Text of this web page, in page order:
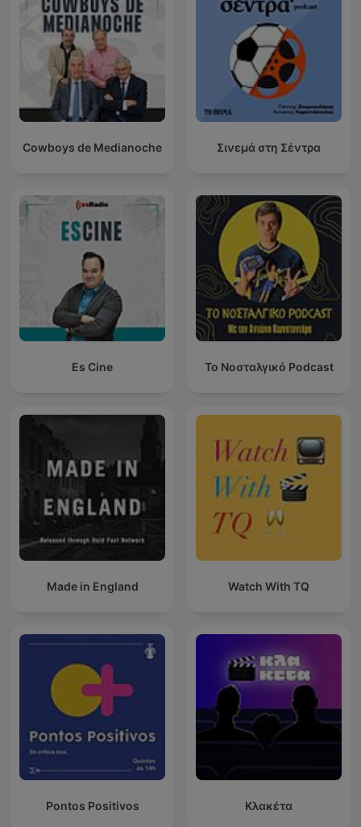
Cowboys de Medianoche Σινεμά στη Σέντρα
Es Cine Το Νοσταλγικό Podcast
Made in England Watch With TQ
Pontos Positivos Κλακέτα